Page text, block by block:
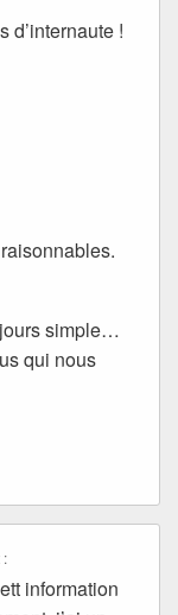
d’internaute !
simple…
qui nous
:
information